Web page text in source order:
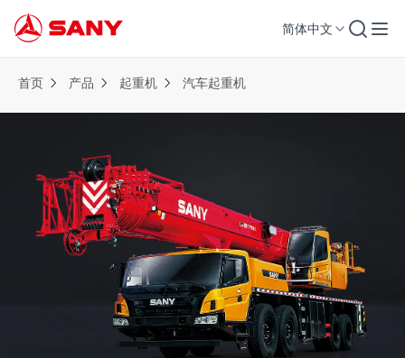
简体中文
首页 产品 起重机 汽车起重机